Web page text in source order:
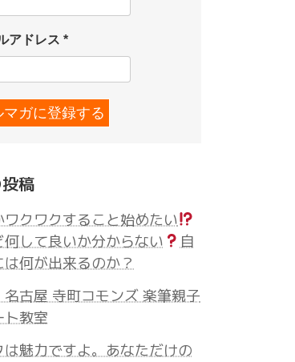
アドレス*
稿
ワクワクすること始めたい
何して良いか分からない
自
は何が出来るのか？
古屋 寺町コモンズ 楽筆親子
ト教室
は魅力ですよ。あなただけの